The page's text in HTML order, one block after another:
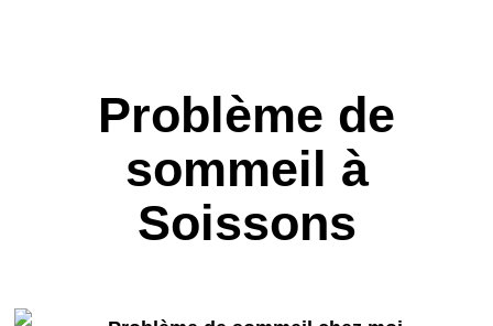
Problème de
sommeil à
Soissons